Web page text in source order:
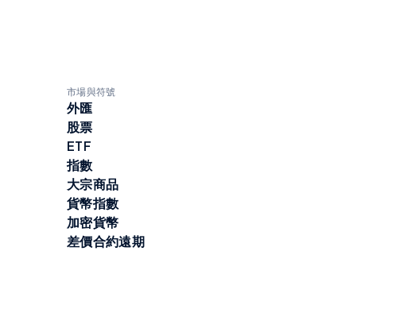
市場與符號
外匯
股票
ETF
指數
大宗商品
貨幣指數
加密貨幣
差價合約遠期